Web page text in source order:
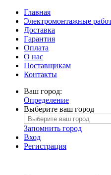
Главная
Электромонтажные
Доставка
Гарантия
Оплата
О нас
Поставщикам
Контакты
Ваш город:
Определение
Выберите ваш город
Запомнить город
Вход
Регистрация